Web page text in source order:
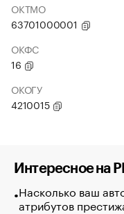
ОКТМО
63701000001
ОКФС
16
ОКОГУ
4210015
Интересное на
Насколько ваш
атрибутов